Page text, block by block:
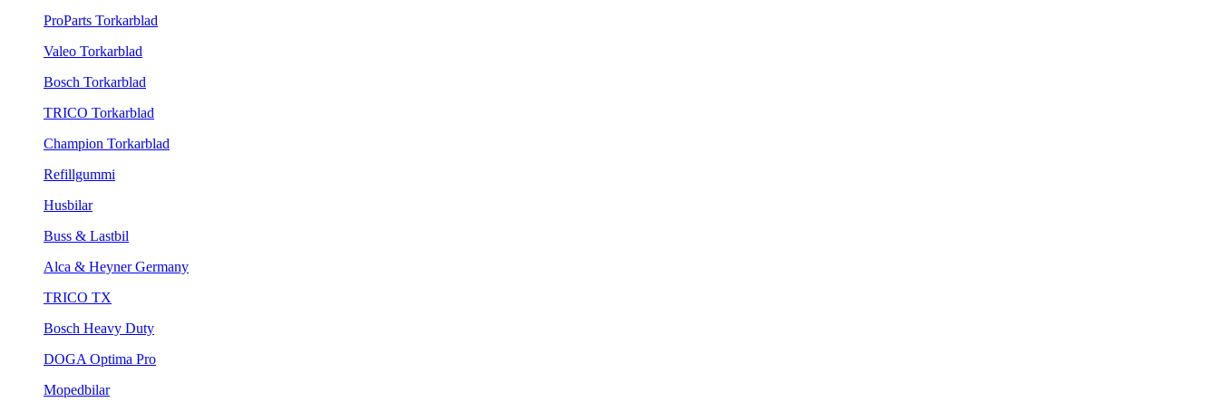
ProParts Torkarblad
Valeo Torkarblad
Bosch Torkarblad
TRICO Torkarblad
Champion Torkarblad
Refillgummi
Husbilar
Buss & Lastbil
Alca & Heyner Germany
TRICO TX
Bosch Heavy Duty
DOGA Optima Pro
Mopedbilar